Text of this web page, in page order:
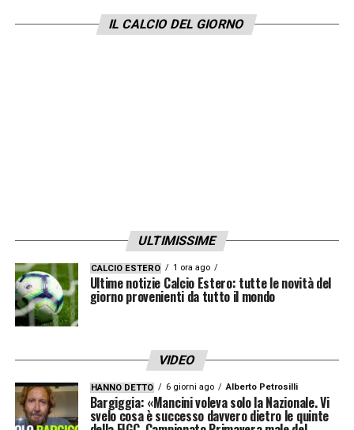
IL CALCIO DEL GIORNO
ULTIMISSIME
CALCIO ESTERO 1 ora ago
Ultime notizie Calcio Estero: tutte le novità del
giorno provenienti da tutto il mondo
VIDEO
HANNO DETTO 6 giorni ago Alberto Petrosilli
Bargiggia: «Mancini voleva solo la Nazionale. Vi
svelo cosa è successo davvero dietro le quinte